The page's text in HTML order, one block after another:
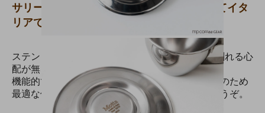
サリーメーカーの1つであるMotta社によってイタ
リアで作られました。
ステンレス製3oz（80cl）エスプレッソカップ。割れる心
配が無く旅のお供にも最適です。
機能的でモダンなデザインでカップは中空タイプのため
最適な保温性を発揮します。贈り物や御祝にもどうぞ。